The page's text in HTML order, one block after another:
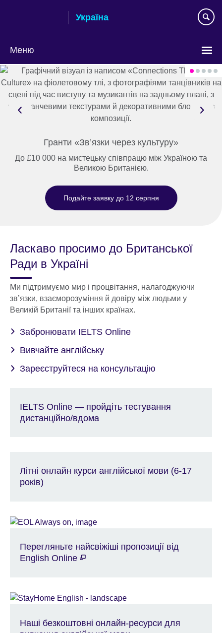
Україна
Меню
Choose
your
language
Гранти «Зв’язки через культуру»
До £10 000 на мистецьку співпрацю між Україною та
Великою Британією.
Подайте заявку до 12 серпня
Ласкаво просимо до Британської
Ради в Україні
Ми підтримуємо мир і процвітання, налагоджуючи
зв’язки, взаєморозуміння й довіру між людьми у
Великій Британії та інших країнах.
Забронювати IELTS Online
Вивчайте англійську
Зареєструйтеся на консультацію
IELTS Online — пройдіть тестування
дистанційно/вдома
Літні онлайн курси англійської мови (6-17
років)
Перегляньте найсвіжіші пропозиції від
English Online
Наші безкоштовні онлайн-ресурси для